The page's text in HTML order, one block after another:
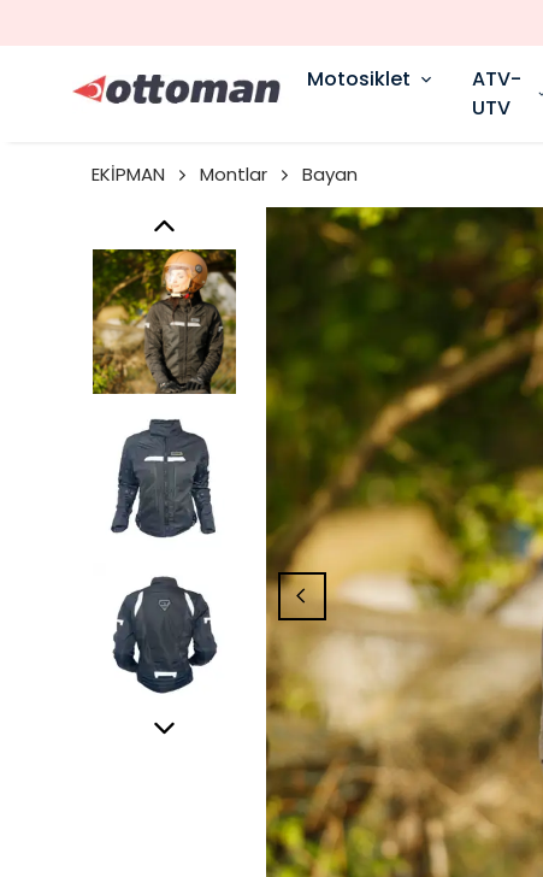
Motosiklet
ATV-
UTV
EKİPMAN Montlar Bayan